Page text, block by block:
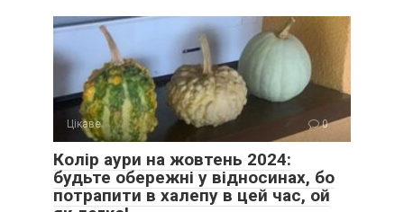
Цікаве 0
Колір аури на жовтень 2024:
будьте обережні у відносинах, бо
потрапити в халепу в цей час, ой